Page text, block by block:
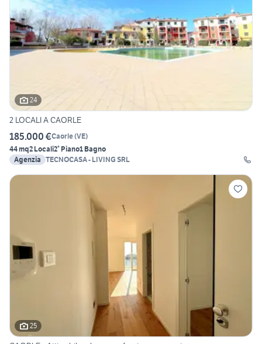
24
2 LOCALI A CAORLE
185.000 €Caorle(VE)
44 mq2 Locali2° Piano1 Bagno
Agenzia
TECNOCASA - LIVING SRL
25